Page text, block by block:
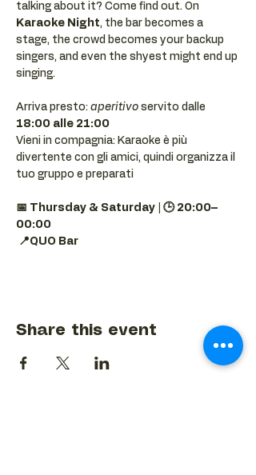
talking about it? Come find out. On
Karaoke Night, the bar becomes a
stage, the crowd becomes your backup
singers, and even the shyest might end up
singing.
Arriva presto: aperitivo servito dalle
18:00 alle 21:00
Vieni in compagnia: Karaoke è più
divertente con gli amici, quindi organizza il
tuo gruppo e preparati
📅 Thursday & Saturday | 🕒 20:00–
00:00
📍QUO Bar
Share this event